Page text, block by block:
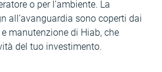
o per l’ambiente. La
all’avanguardia sono coperti dai
manutenzione di Hiab, che
del tuo investimento.